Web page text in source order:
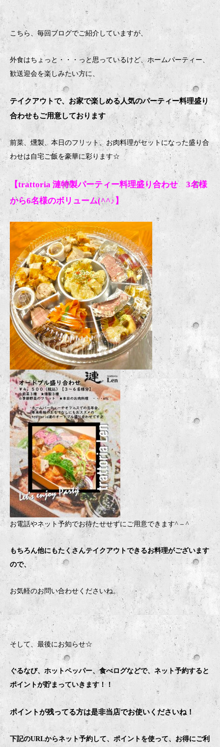
こちら、毎回ブログでご紹介していますが、
外食はちょっと・・・っと思っているけど、ホームパーティー、
歓送迎会を楽しみたい方に、
テイクアウトで、お家で楽しめる人気のパーティー料理盛り
合わせもご用意しております
前菜、燻製、本日のフリット、お肉料理がセットになった盛り合
わせは自宅ご飯を豪華に彩ります☆
【trattoria 漣特製パーティー料理盛り合わせ 3名様
から6名様のボリューム(^^♪】
お電話やネット予約でお待たせせずにご用意できます^ – ^
もちろん他にもたくさんテイクアウトできるお料理がございます
ので、
お気軽のお問い合わせくださいね。
そして、最後にお知らせ☆
ぐるなび、ホットペッパー、食べログなどで、ネット予約すると
ポイントが貯まっていきます！！
ポイントが残ってる方は是非当店でお使いくださいね！
下記のURLからネット予約して、ポイントを使って、お得にご利